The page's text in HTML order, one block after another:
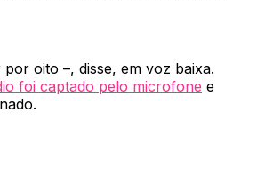
oito –, disse, em voz baixa.
foi captado pelo microfone e